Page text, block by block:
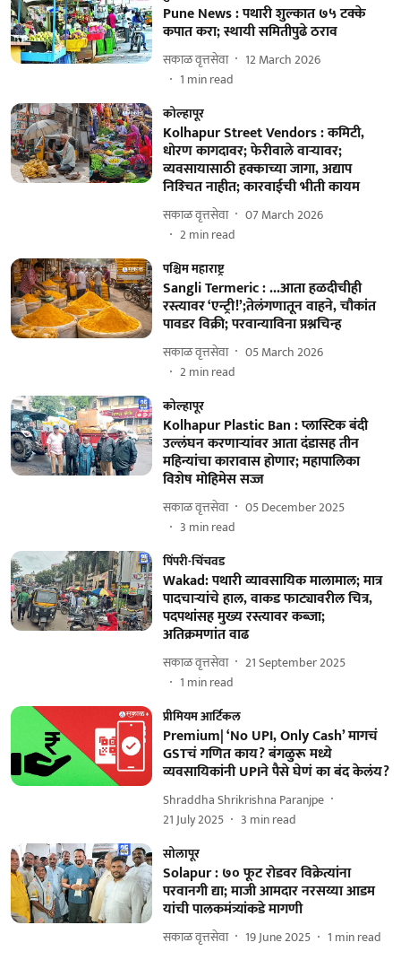
Pune News : पथारी शुल्कात ७५ टक्के
कपात करा; स्थायी समितीपुढे ठराव
सकाळ वृत्तसेवा
12 March 2026
1 min read
कोल्हापूर
Kolhapur Street Vendors : कमिटी,
धोरण कागदावर; फेरीवाले वाऱ्यावर;
व्यवसायासाठी हक्काच्या जागा, अद्याप
निश्‍चित नाहीत; कारवाईची भीती कायम
सकाळ वृत्तसेवा
07 March 2026
2min read
पश्चिम महाराष्ट्र
Sangli Termeric : ...आता हळदीचीही
रस्त्यावर ‘एन्ट्री!’;तेलंगणातून वाहने, चौकांत
पावडर विक्री; परवान्याविना प्रश्नचिन्ह
सकाळ वृत्तसेवा
05 March 2026
2min read
कोल्हापूर
Kolhapur Plastic Ban : प्लास्टिक बंदी
उल्लंघन करणाऱ्यांवर आता दंडासह तीन
महिन्यांचा कारावास होणार; महापालिका
विशेष मोहिमेस सज्ज
सकाळ वृत्तसेवा
05 December 2025
3 min read
पिंपरी-चिंचवड
Wakad: पथारी व्यावसायिक मालामाल; मात्र
पादचाऱ्यांचे हाल, वाकड फाट्यावरील चित्र,
पदपथांसह मुख्य रस्त्यावर कब्जा;
अतिक्रमणांत वाढ
सकाळ वृत्तसेवा
21 September 2025
1 min read
प्रीमियम आर्टिकल
Premium| ‘No UPI, Only Cash’ मागचं
GSTचं गणित काय? बंगळुरू मध्ये
व्यवसायिकांनी UPIने पैसे घेणं का बंद केलंय?
Shraddha Shrikrishna Paranjpe
21 July 2025
3 min read
सोलापूर
Solapur : ७० फूट रोडवर विक्रेत्यांना
परवानगी द्या; माजी आमदार नरसय्या आडम
यांची पालकमंत्र्यांकडे मागणी
सकाळ वृत्तसेवा 19 June 2025 1 min read